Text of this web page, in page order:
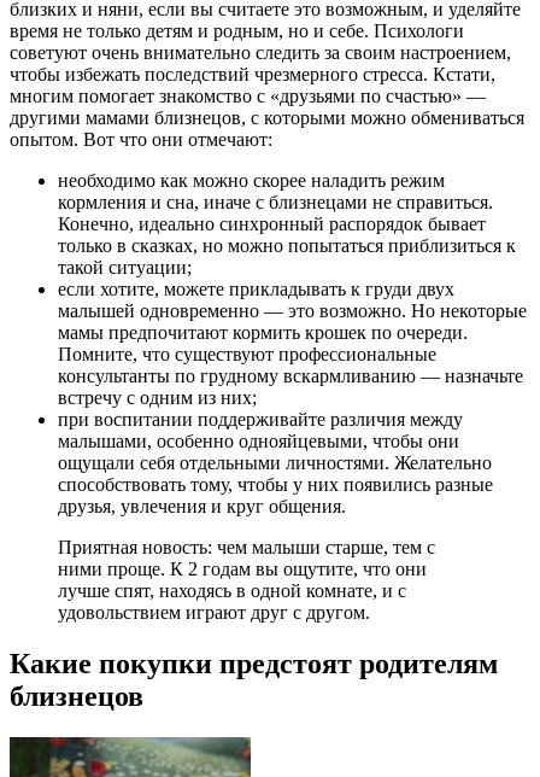
близких и няни, если вы считаете это возможным, и уделяйте
время не только детям и родным, но и себе. Психологи
советуют очень внимательно следить за своим настроением,
чтобы избежать последствий чрезмерного стресса. Кстати,
многим помогает знакомство с «друзьями по счастью» —
другими мамами близнецов, с которыми можно обмениваться
опытом. Вот что они отмечают:
необходимо как можно скорее наладить режим
кормления и сна, иначе с близнецами не справиться.
Конечно, идеально синхронный распорядок бывает
только в сказках, но можно попытаться приблизиться к
такой ситуации;
если хотите, можете прикладывать к груди двух
малышей одновременно — это возможно. Но некоторые
мамы предпочитают кормить крошек по очереди.
Помните, что существуют профессиональные
консультанты по грудному вскармливанию — назначьте
встречу с одним из них;
при воспитании поддерживайте различия между
малышами, особенно однояйцевыми, чтобы они
ощущали себя отдельными личностями. Желательно
способствовать тому, чтобы у них появились разные
друзья, увлечения и круг общения.
Приятная новость: чем малыши старше, тем с
ними проще. К 2 годам вы ощутите, что они
лучше спят, находясь в одной комнате, и с
удовольствием играют друг с другом.
Какие покупки предстоят родителям
близнецов